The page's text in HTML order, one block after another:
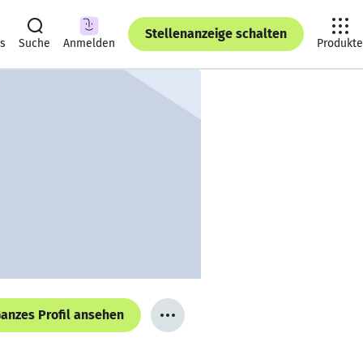
Suche Anmelden
Stellenanzeige schalten
Produkte
Profil ansehen